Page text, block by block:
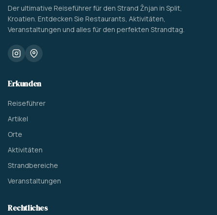
Der ultimative Reiseführer für den Strand Žnjan in Split,
Kroatien. Entdecken Sie Restaurants, Aktivitäten,
Veranstaltungen und alles für den perfekten Strandtag.
Erkunden
Reiseführer
Artikel
Orte
Aktivitäten
Strandbereiche
Veranstaltungen
Rechtliches